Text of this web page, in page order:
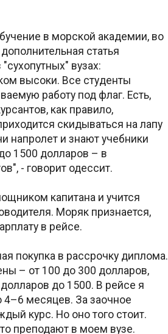
в морской академии, во
статья
вузах:
высоки. Все студенты
работу под флаг. Есть,
как правило,
скидываться на лапу
напролет и знают учебники
1500 долларов – в
- говорит одессит.
капитана и учится
Моряк признается,
в рейсе.
покупка в рассрочку диплома.
– от 100 до 300 долларов,
до 1500. В рейсе я
месяцев. За заочное
курс. Но оно того стоит.
преподают в моем вузе.